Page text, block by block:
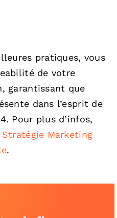
pratiques, vous
de votre
garantissant que
dans l’esprit de
Pour plus d’infos,
Stratégie Marketing
.